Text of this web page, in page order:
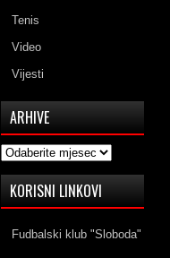
Tenis
Video
Vijesti
ARHIVE
Arhive
KORISNI LINKOVI
Fudbalski klub "Sloboda"